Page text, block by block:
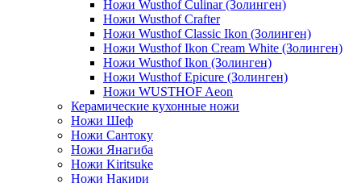
Ножи Wusthof Culinar (Золинген)
Ножи Wusthof Crafter
Ножи Wusthof Classic Ikon (Золинген)
Ножи Wusthof Ikon Cream White (Золинген)
Ножи Wusthof Ikon (Золинген)
Ножи Wusthof Epicure (Золинген)
Ножи WUSTHOF Aeon
Керамические кухонные ножи
Ножи Шеф
Ножи Сантоку
Ножи Янагиба
Ножи Kiritsuke
Ножи Накири